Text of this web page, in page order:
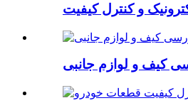
و کنترل کیفیت
کیف و لوازم جانبی